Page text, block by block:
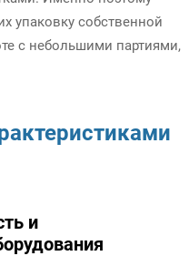
упаковку собственной
с небольшими партиями,
и